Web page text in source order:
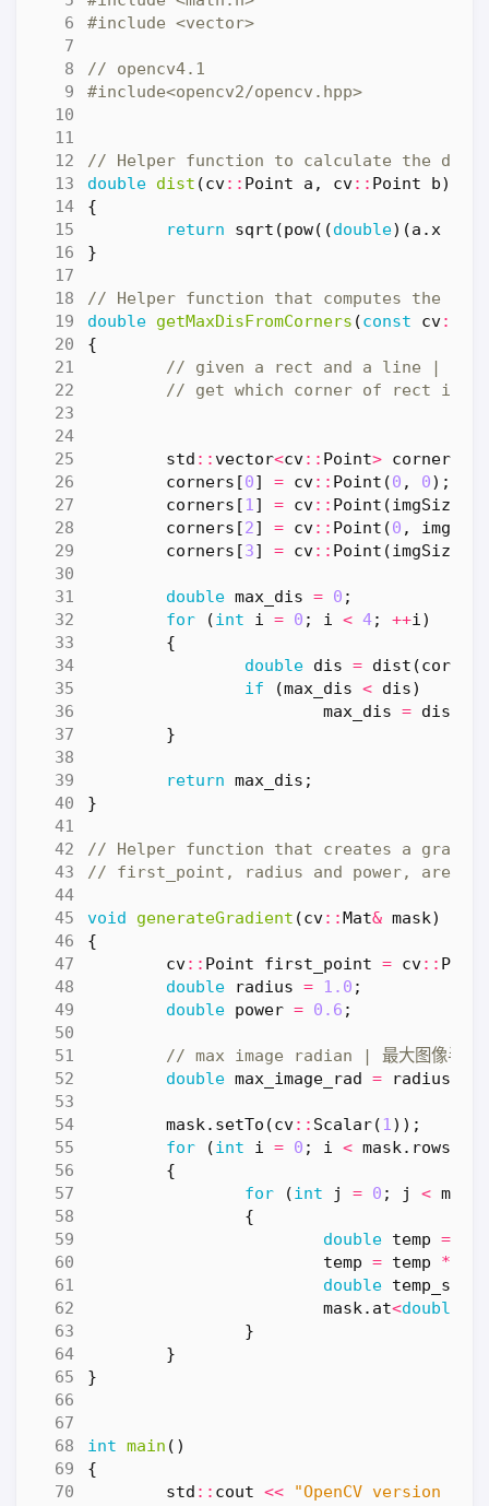
#include <vector>
#include<opencv2/opencv.hpp>
double dist (cv:: Point a , cv:: Point b)
{
return
sqrt (pow((double)(a .x
}
double getMaxDisFromCorners (const cv::
{
std ::vector<cv:: Point> corners
corners [0] = cv:: Point (0 , 0);
corners [ 1] = cv:: Point (imgSize
corners [2] = cv:: Point (0 ,
corners [3] = cv:: Point (imgSize
double max_dis = 0 ;
for
(int i = 0 ; i < 4; ++i)
{
double dis = dist (
if
(max_dis < dis)
max_dis = dis
}
return max_dis ;
}
void generateGradient (cv::Mat& mask)
{
cv:: Point first_point = cv::
double
radius = 1.0 ;
double power = 0.6 ;
double max_image_rad = radius
mask. setTo (cv:: Scalar( 1));
for
(int i = 0 ; i < mask. rows
{
for
(int j = 0 ; j < mask
{
double temp =
temp = temp *
double temp_s
mask. at<double
}
}
}
int main ()
{
std :: cout << "OpenCV version : "